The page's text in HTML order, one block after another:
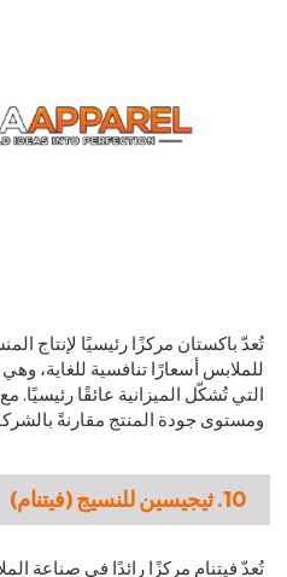
تُعدّ باكستان مركزًا رئيسيًا لإنتاج
للملابس أسعارًا تنافسية للغاية،
التي تُشكّل الميزانية عائقًا
ومستوى جودة المنتج مقارنةً
10. ثيجيسين للنسيج (فيتنام)
تُعدّ فيتنام مركزًا رائدًا في صناعة